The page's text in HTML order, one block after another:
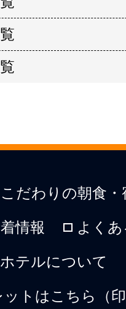
こだわりの朝食
情報 よく
テルについて
トはこちら（